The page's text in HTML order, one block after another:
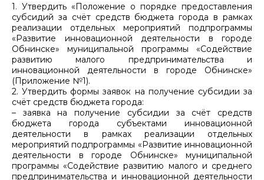
1. Утвердить «Положение о порядке предоставления
субсидий за счёт средств бюджета города в рамках
реализации отдельных мероприятий подпрограммы
«Развитие инновационной деятельности в городе
Обнинске» муниципальной программы «Содействие
развитию малого предпринимательства и
инновационной деятельности в городе Обнинске»
(Приложение №1).
2. Утвердить формы заявок на получение субсидии за
счёт средств бюджета города:
– заявка на получение субсидии за счёт средств
бюджета города субъектами инновационной
деятельности в рамках реализации отдельных
мероприятий подпрограммы «Развитие инновационной
деятельности в городе Обнинске» муниципальной
программы «Содействие развитию малого и среднего
предпринимательства и инновационной деятельности